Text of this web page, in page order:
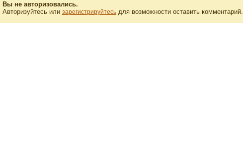
Вы не авторизовались.
Авторизуйтесь или зарегистрируйтесь для возможности оставить комментарий.